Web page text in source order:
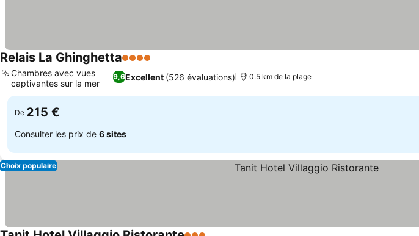
Relais La Ghinghetta4 Étoiles
9,6Excellent (526 évaluations)
Chambres avec vues
captivantes sur la mer
0.5 km de la plage
De 215 €
Consulter les prix de 6 sites
Choix populaire